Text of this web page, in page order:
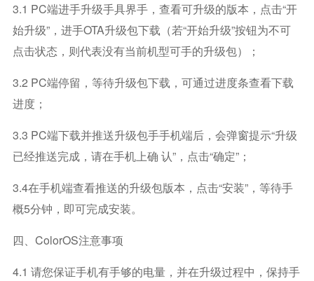
3.1 PC端进手升级手具界手，查看可升级的版本，点击“开
始升级”，进手OTA升级包下载（若“开始升级”按钮为不可
点击状态，则代表没有当前机型可手的升级包）；
3.2 PC端停留，等待升级包下载，可通过进度条查看下载
进度；
3.3 PC端下载并推送升级包手手机端后，会弹窗提示“升级
已经推送完成，请在手机上确 认”，点击“确定”；
3.4在手机端查看推送的升级包版本，点击“安装”，等待手
概5分钟，即可完成安装。
四、ColorOS注意事项
4.1 请您保证手机有手够的电量，并在升级过程中，保持手